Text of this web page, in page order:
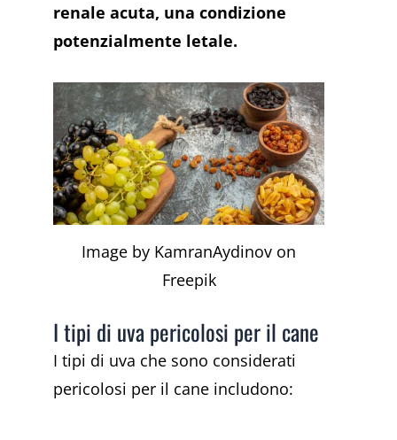
renale acuta, una condizione
potenzialmente letale.
Image by KamranAydinov on
Freepik
I tipi di uva pericolosi per il cane
I tipi di uva che sono considerati
pericolosi per il cane includono: